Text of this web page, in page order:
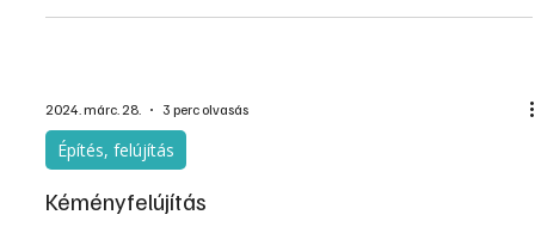
napkollekt
2024. márc. 28. 3 perc olvasás
Építés, felújítás
Kéményfelújítás